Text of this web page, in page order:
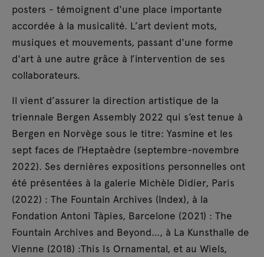
posters - témoignent d'une place importante
accordée à la musicalité. L’art devient mots,
musiques et mouvements, passant d'une forme
d'art à une autre grâce à l’intervention de ses
collaborateurs.
Il vient d’assurer la direction artistique de la
triennale Bergen Assembly 2022 qui s’est tenue à
Bergen en Norvège sous le titre: Yasmine et les
sept faces de l’Heptaèdre (septembre-novembre
2022). Ses dernières expositions personnelles ont
été présentées à la galerie Michèle Didier, Paris
(2022) : The Fountain Archives (Index), à la
Fondation Antoni Tàpies, Barcelone (2021) : The
Fountain Archives and Beyond…, à La Kunsthalle de
Vienne (2018) :This Is Ornamental, et au Wiels,